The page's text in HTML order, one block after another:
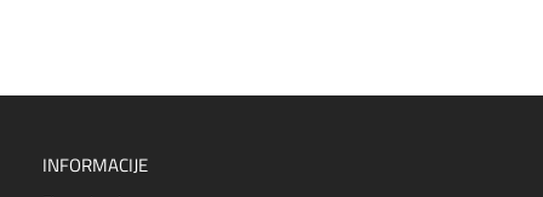
INFORMACIJE